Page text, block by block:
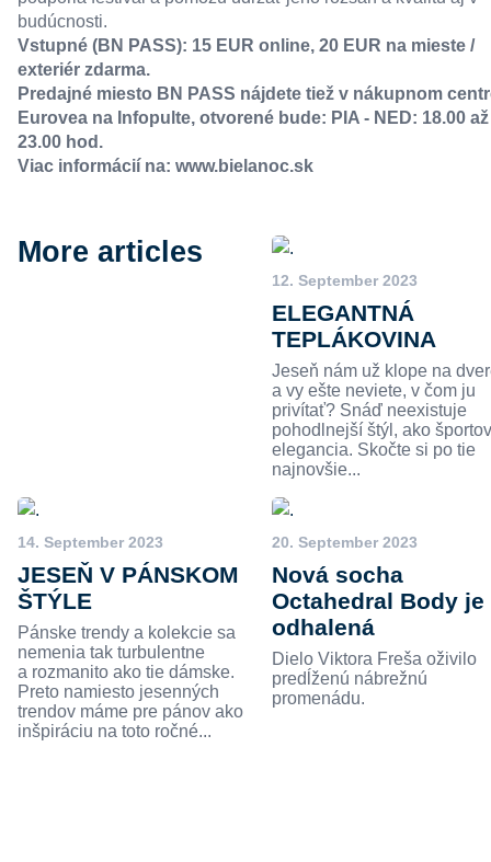
budúcnosti.
Vstupné (BN PASS): 15 EUR online, 20 EUR na mieste /
exteriér zdarma.
Predajné miesto BN PASS nájdete tiež v nákupnom
Eurovea na Infopulte, otvorené bude: PIA - NED: 18.00 až
23.00 hod.
Viac informácií na: www.bielanoc.sk
More articles
12. September 2023
ELEGANTNÁ
TEPLÁKOVINA
Jeseň nám už klope na
a vy ešte neviete, v čom ju
privítať? Snáď neexistuje
pohodlnejší štýl, ako
elegancia. Skočte si po tie
najnovšie...
14. September 2023
JESEŇ V PÁNSKOM
ŠTÝLE
Pánske trendy a kolekcie sa
nemenia tak turbulentne
a rozmanito ako tie dámske.
Preto namiesto jesenných
trendov máme pre pánov ako
inšpiráciu na toto ročné...
20. September 2023
Nová socha
Octahedral Body je
odhalená
Dielo Viktora Freša oživilo
predĺženú nábrežnú
promenádu.